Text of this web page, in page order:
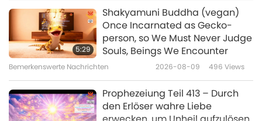
5989 Views
15:59
Das Taiwan Adventist Hospital -
Ein vegetarisches Krankenhaus
mit einer sozialen Mission, Teil 1
von 3
5:29
Shakyamuni Buddha (vegan)
Once Incarnated as Gecko-
person, so We Must Never Judge
Souls, Beings We Encounter
Bemerkenswerte Nachrichten 2026-08-09 496 Views
Prophezeiung Teil 413 – Durch
den Erlöser wahre Liebe